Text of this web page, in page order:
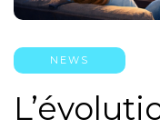
NEWS